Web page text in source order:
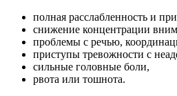
полная расслабленность и
снижение концентрации
проблемы с речью,
приступы тревожности с
сильные головные боли,
рвота или тошнота.